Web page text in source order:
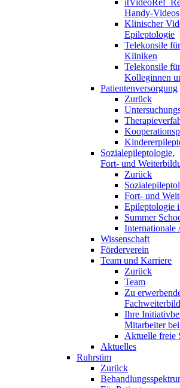
Handy-Videos
Klinischer
Epileptologie
Telekonsile
Kliniken
Telekonsile
Kolleginnen
Patientenversorgung
Zurück
Sozialepileptologie,
Fort- und
Zurück
Fort- und
Epileptologie
Summer
Internationale
Wissenschaft
Förderverein
Team und Karriere
Zurück
Team
Zu
Ihre
Mitarbeiter
Aktuelle freie
Aktuelles
Ruhrstim
Zurück